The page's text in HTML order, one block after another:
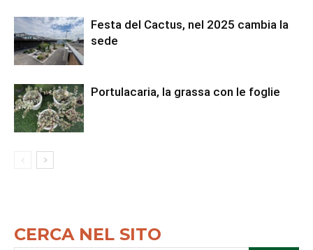
Festa del Cactus, nel 2025 cambia la
sede
Portulacaria, la grassa con le foglie
CERCA NEL SITO